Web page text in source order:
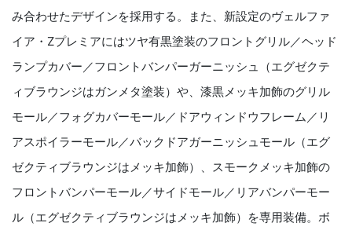
み合わせたデザインを採用する。また、新設定のヴェルファ
イア・Zプレミアにはツヤ有黒塗装のフロントグリル／ヘッド
ランプカバー／フロントバンパーガーニッシュ（エグゼクテ
ィブラウンジはガンメタ塗装）や、漆黒メッキ加飾のグリル
モール／フォグカバーモール／ドアウィンドウフレーム／リ
アスポイラーモール／バックドアガーニッシュモール（エグ
ゼクティブラウンジはメッキ加飾）、スモークメッキ加飾の
フロントバンパーモール／サイドモール／リアバンパーモー
ル（エグゼクティブラウンジはメッキ加飾）を専用装備。ボ